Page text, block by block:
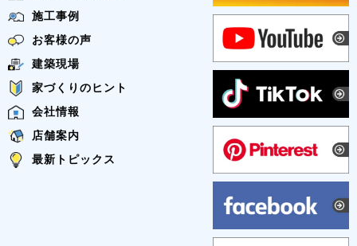
施工事例
お客様の声
建築現場
家づくりのヒント
会社情報
店舗案内
最新トピックス